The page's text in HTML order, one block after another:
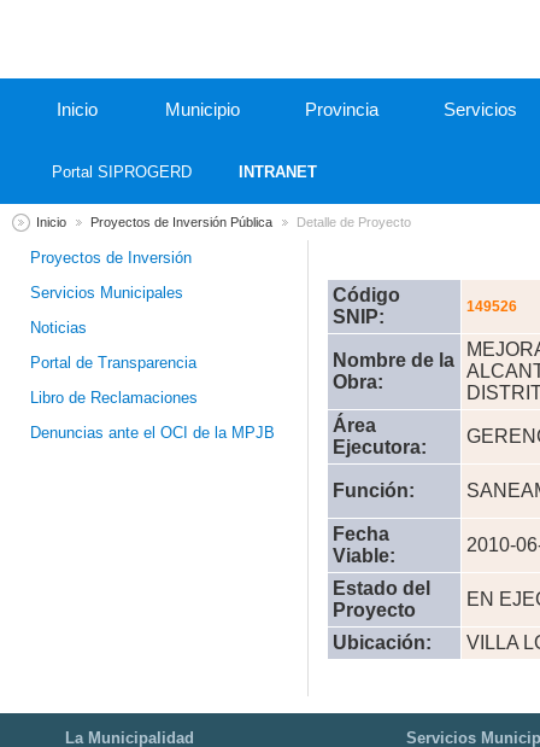
Inicio Municipio Provincia Servicios
Portal SIPROGERD INTRANET
Inicio Proyectos de Inversión Pública Detalle de Proyecto
Proyectos de Inversión
Servicios Municipales
Noticias
Portal de Transparencia
Libro de Reclamaciones
Denuncias ante el OCI de la MPJB
Código
SNIP:
149526
Nombre de la
Obra:
Área
Ejecutora:
Función:
Fecha
Viable:
2010-
Estado del
Proyecto
EN
Ubicación: VILLA
La Municipalidad Servicios